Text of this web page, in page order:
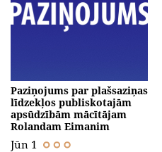
Paziņojums par plašsaziņas
līdzekļos publiskotajām
apsūdzībām mācītājam
Rolandam Eimanim
Jūn 1